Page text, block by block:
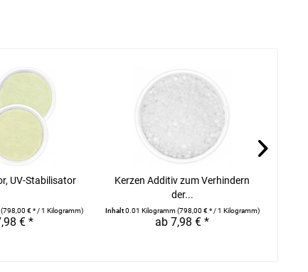
UV-Stabilisator
(798,00 € * / 1 Kilogramm)
€ *
Kerzen Additiv zum Verhindern
der...
Inhalt0.01 Kilogramm(798,00 € * / 1 Kilogramm)
ab 7,98 € *